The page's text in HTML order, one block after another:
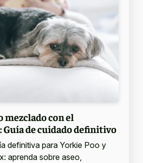
mezclado con el
Guía de cuidado definitivo
definitiva para Yorkie Poo y
aprenda sobre aseo,